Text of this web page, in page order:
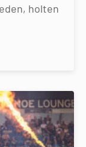
holten